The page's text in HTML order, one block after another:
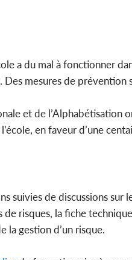
a du mal à fonctionner
mesures de prévention
et de
en faveur d’une
suivies de discussions sur
risques, la fiche
la gestion d’un risque.